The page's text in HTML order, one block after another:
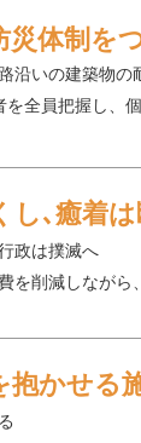
体制を
沿いの建築物の
全員把握し、
､癒着は
政は撲滅へ
を削減しながら
かせる